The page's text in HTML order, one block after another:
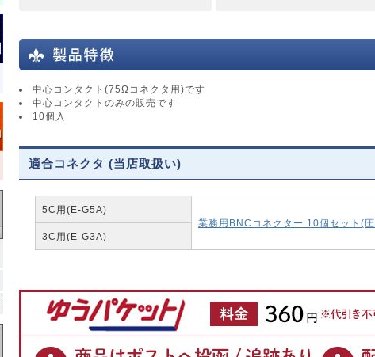
中心コンタクト(75Ωコネクタ用)です
中心コンタクトのみの販売です
10個入
適合コネクタ (当店取扱い)
5C用(E-G5A)
業務用BNCコネクター 10個セット(
3C用(E-G3A)